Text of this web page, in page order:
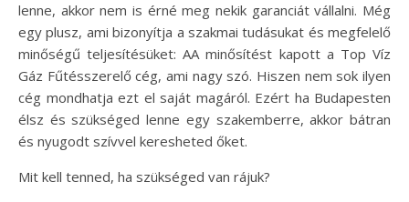
lenne, akkor nem is érné meg nekik garanciát vállalni. Még
egy plusz, ami bizonyítja a szakmai tudásukat és megfelelő
minőségű teljesítésüket: AA minősítést kapott a Top Víz
Gáz Fűtésszerelő cég, ami nagy szó. Hiszen nem sok ilyen
cég mondhatja ezt el saját magáról. Ezért ha Budapesten
élsz és szükséged lenne egy szakemberre, akkor bátran
és nyugodt szívvel keresheted őket.
Mit kell tenned, ha szükséged van rájuk?